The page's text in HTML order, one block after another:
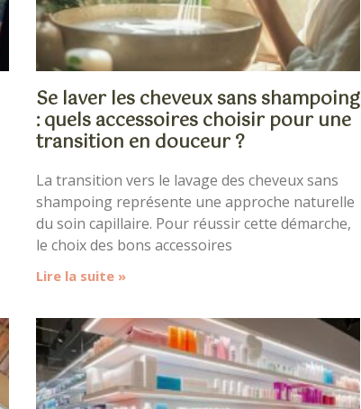
Se laver les cheveux sans shampoing
: quels accessoires choisir pour une
transition en douceur ?
La transition vers le lavage des cheveux sans
shampoing représente une approche naturelle
du soin capillaire. Pour réussir cette démarche,
le choix des bons accessoires
Lire la suite »